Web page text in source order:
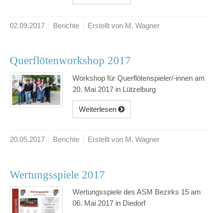
02.09.2017 Berichte Erstellt von M. Wagner
Querflötenworkshop 2017
Workshop für Querflötenspieler/-innen am
20. Mai 2017 in Lützelburg
Weiterlesen
20.05.2017 Berichte Erstellt von M. Wagner
Wertungsspiele 2017
Wertungsspiele des ASM Bezirks 15 am
06. Mai 2017 in Diedorf